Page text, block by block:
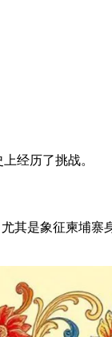
经历了挑战。
是象征柬埔寨